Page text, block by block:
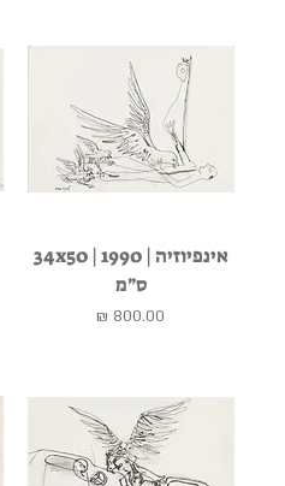
אינפיוזיה | 1990 | 34x50
ס״מ
מחיר